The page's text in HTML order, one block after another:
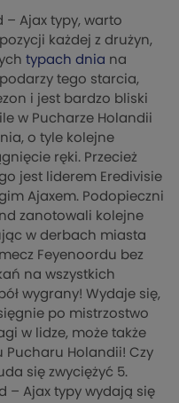
– Ajax typy, warto
każdej z drużyn,
typach dnia na
tego starcia,
i jest bardzo bliski
w Pucharze Holandii
o tyle kolejne
ręki. Przecież
jest liderem Eredivisie
Ajaxem. Podopieczni
zanotowali kolejne
w derbach miasta
mecz Feyenoordu bez
na wszystkich
wygrany! Wydaje się,
po mistrzostwo
w lidze, może także
Pucharu Holandii! Czy
się zwyciężyć 5.
– Ajax typy wydają się